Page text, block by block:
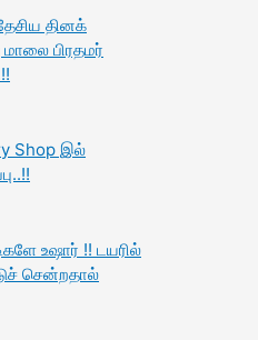
தினக்
பிரதமர்
Shop இல்
உஷார் !! டயரில்
சென்றதால்